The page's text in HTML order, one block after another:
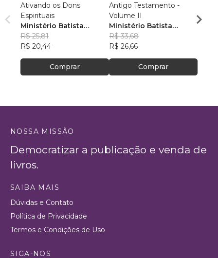
Ativando os Dons
Espirituais
Ministério Batista
Ebenézer
R$ 25,81
R$ 20,44
Comprar
Antigo Testamento -
Volume II
Ministério Batista
Ebenézer
R$ 33,68
R$ 26,66
Comprar
NOSSA MISSÃO
Democratizar a publicação e venda de
livros.
SAIBA MAIS
Dúvidas e Contato
Política de Privacidade
Termos e Condições de Uso
SIGA-NOS